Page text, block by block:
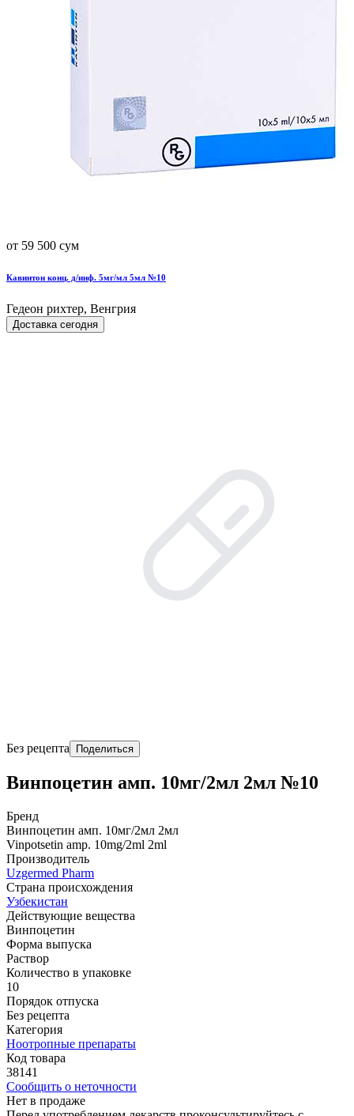
от 59 500 сум
Кавинтон конц. д/инф. 5мг/мл 5мл №10
Гедеон рихтер, Венгрия
Доставка сегодня
Без рецепта Поделиться
Винпоцетин амп. 10мг/2мл 2мл №10
Бренд
Винпоцетин амп. 10мг/2мл 2мл
Vinpotsetin amp. 10mg/2ml 2ml
Производитель
Uzgermed Pharm
Страна происхождения
Узбекистан
Действующие вещества
Винпоцетин
Форма выпуска
Раствор
Количество в упаковке
10
Порядок отпуска
Без рецепта
Категория
Ноотропные препараты
Код товара
38141
Сообщить о неточности
Нет в продаже